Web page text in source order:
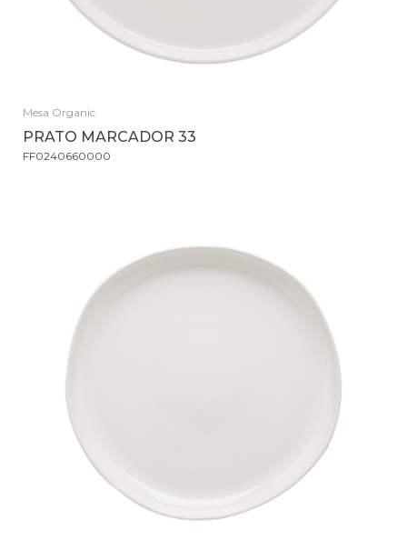
Mesa Organic
PRATO MARCADOR 33
FF0240660000